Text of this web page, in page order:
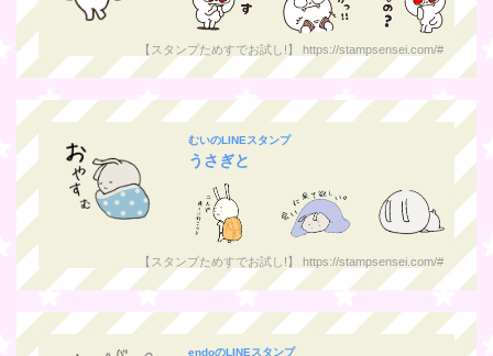
【スタンプためすでお試し!】 https://stampsensei.com/#
むいのLINEスタンプ
うさぎと
【スタンプためすでお試し!】 https://stampsensei.com/#
endoのLINEスタンプ